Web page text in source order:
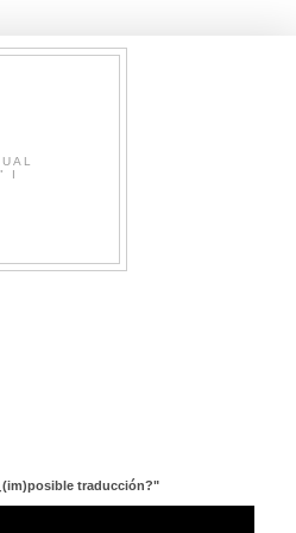
I
traducción?"